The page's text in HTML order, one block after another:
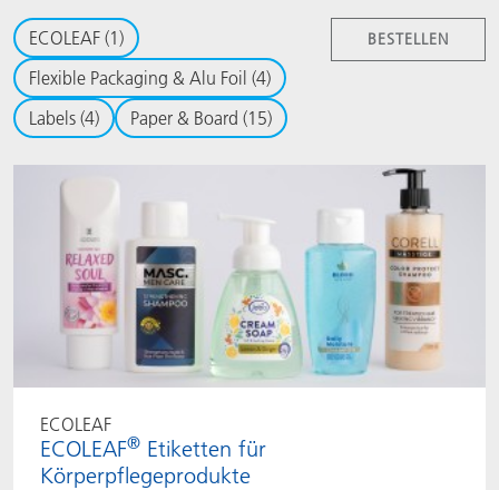
ECOLEAF (1)
Flexible Packaging & Alu Foil (4)
Labels (4) Paper & Board (15)
BESTELLEN
ECOLEAF
ECOLEAF® Etiketten für
Körperpflegeprodukte
ACTExact
ACTGreen
BlisterKote
FoodClass
PakSafe
White Paper
Lösungen
Regulatorisches
Karriere
Gesellschaften
ACTEGA Metal Print
ACTEGA North America
ACTEGA Schmid Rhyner
Social Media
Pressekontakt